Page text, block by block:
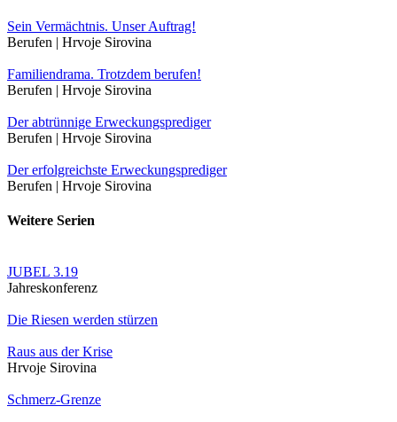
Sein Vermächtnis. Unser Auftrag!
Berufen | Hrvoje Sirovina
Familiendrama. Trotzdem berufen!
Berufen | Hrvoje Sirovina
Der abtrünnige Erweckungsprediger
Berufen | Hrvoje Sirovina
Der erfolgreichste Erweckungsprediger
Berufen | Hrvoje Sirovina
Weitere Serien
JUBEL 3.19
Jahreskonferenz
Die Riesen werden stürzen
Raus aus der Krise
Hrvoje Sirovina
Schmerz-Grenze